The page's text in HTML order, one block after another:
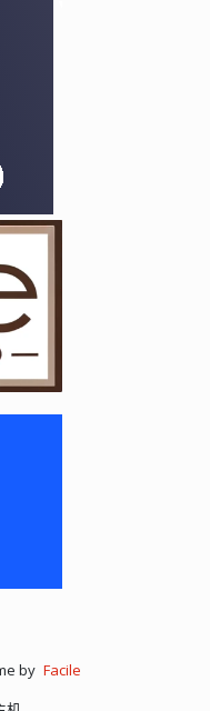
by Facile